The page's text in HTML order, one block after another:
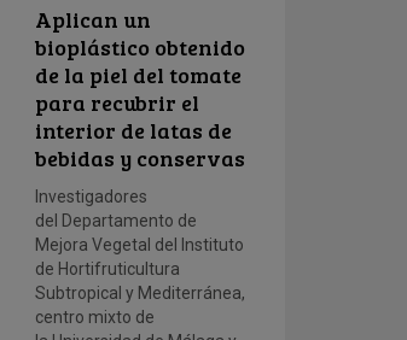
Aplican un
bioplástico obtenido
de la piel del tomate
para recubrir el
interior de latas de
bebidas y conservas
Investigadores
del Departamento de
Mejora Vegetal del Instituto
de Hortifruticultura
Subtropical y Mediterránea,
centro mixto de